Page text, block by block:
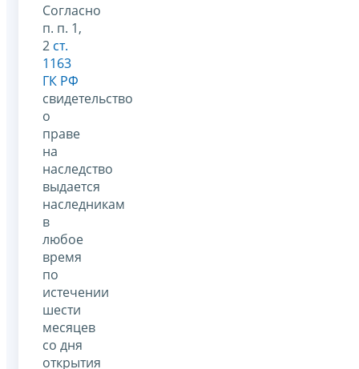
Согласно
п. п. 1,
2 ст.
1163
ГК РФ
свидетельство
о
праве
на
наследство
выдается
наследникам
в
любое
время
по
истечении
шести
месяцев
со дня
открытия